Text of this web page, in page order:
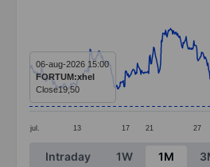
Line chart with 391 data
The chart has 1 X axis
The chart has 1 Y axis
jul. 13 17 21 27
06-aug-2026 15:00
FORTUM:xhel
Close19,50
End of interactive chart.
Intraday 1W 1M